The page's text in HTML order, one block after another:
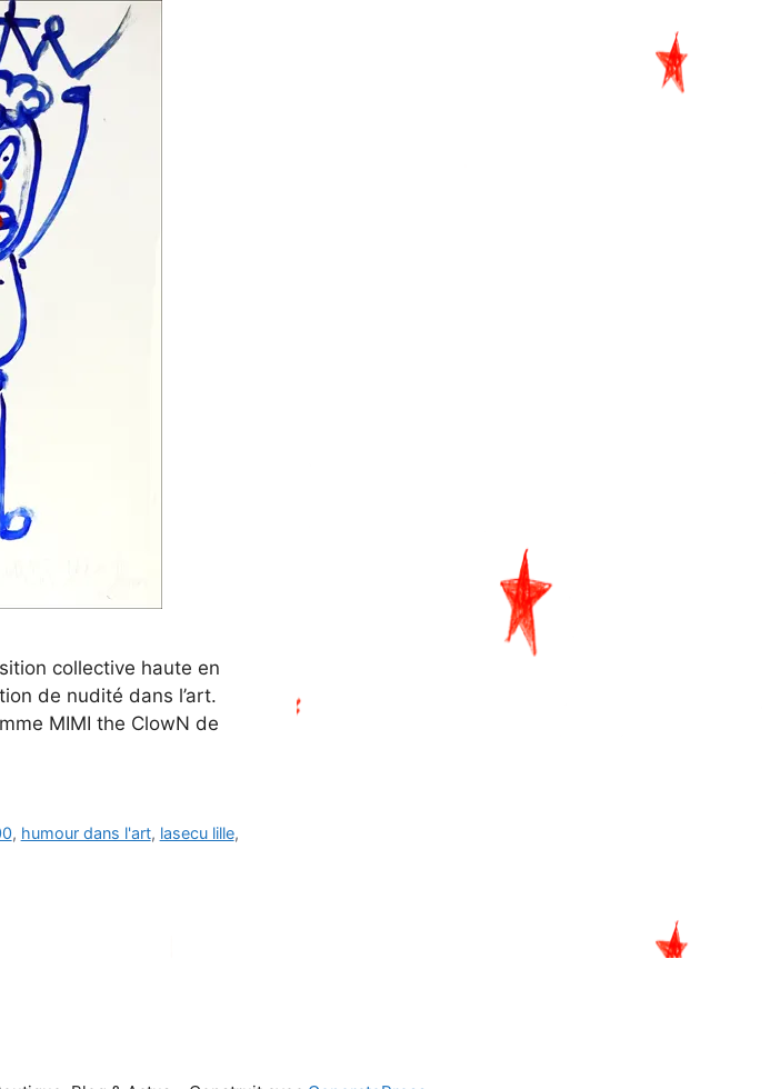
collective haute en
de nudité dans l’art.
MIMI the ClowN de
, humour dans l'art, lasecu lille,